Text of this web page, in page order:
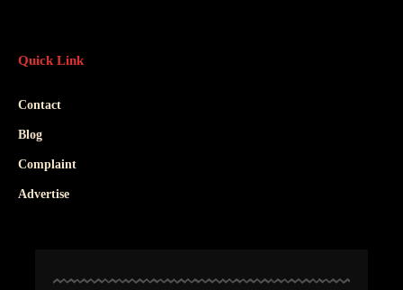
Quick Link
Contact
Blog
Complaint
Advertise